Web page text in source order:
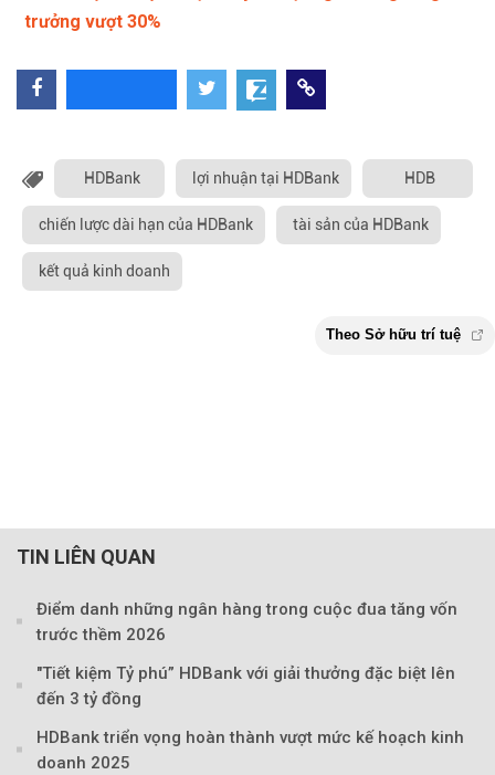
trưởng vượt 30%
HDBank lợi nhuận tại HDBank HDB
chiến lược dài hạn của HDBank tài sản của HDBank
kết quả kinh doanh
TIN LIÊN QUAN
Điểm danh những ngân hàng trong cuộc đua tăng vốn
trước thềm 2026
"Tiết kiệm Tỷ phú” HDBank với giải thưởng đặc biệt lên
đến 3 tỷ đồng
HDBank triển vọng hoàn thành vượt mức kế hoạch kinh
doanh 2025